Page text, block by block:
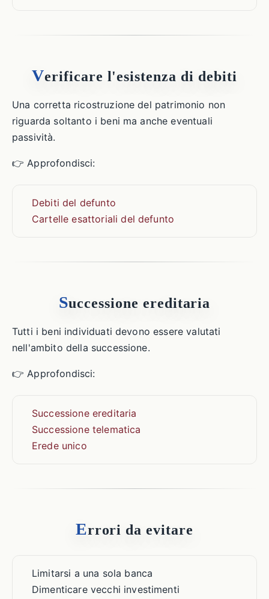
Verificare l'esistenza di debiti
Una corretta ricostruzione del patrimonio non
riguarda soltanto i beni ma anche eventuali
passività.
👉 Approfondisci:
Debiti del defunto
Cartelle esattoriali del defunto
Successione ereditaria
Tutti i beni individuati devono essere valutati
nell'ambito della successione.
👉 Approfondisci:
Successione ereditaria
Successione telematica
Erede unico
Errori da evitare
Limitarsi a una sola banca
Dimenticare vecchi investimenti